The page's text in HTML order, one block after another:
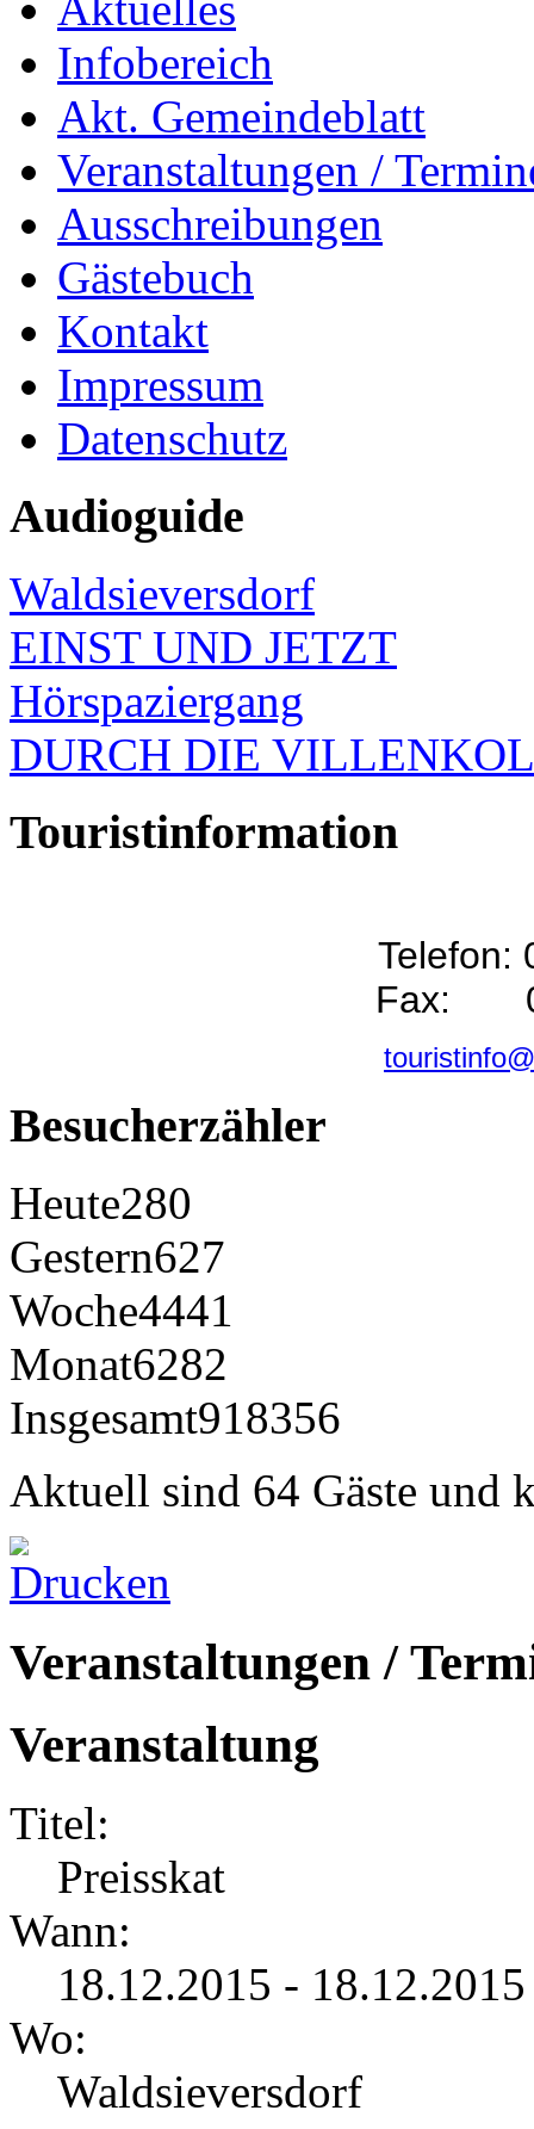
Infobereich
Akt. Gemeindeblatt
Veranstaltungen /
Ausschreibungen
Gästebuch
Kontakt
Impressum
Datenschutz
Audioguide
Waldsieversdorf
EINST UND JETZT
Hörspaziergang
DURCH DIE
Touristinformation
Telefon:
Fax:
Besucherzähler
Heute280
Gestern627
Woche4441
Monat6282
Insgesamt918356
Aktuell sind 64 Gäste und
Veranstaltungen /
Veranstaltung
Titel:
Preisskat
Wann:
18.12.2015 -
Wo:
Waldsieversdorf